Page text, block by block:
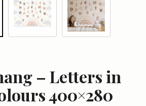
– Letters in
400×280